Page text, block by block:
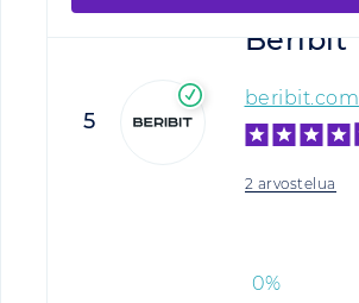
5
Beribit
beribit.com
2 arvostelua
0%